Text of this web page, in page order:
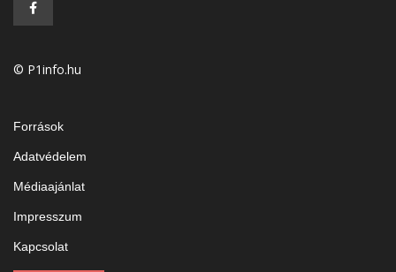
© P1info.hu
Források
Adatvédelem
Médiaajánlat
Impresszum
Kapcsolat